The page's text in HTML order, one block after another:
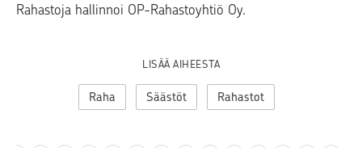
Rahastoja hallinnoi OP-Rahastoyhtiö Oy.
LISÄÄ AIHEESTA
Raha Säästöt Rahastot